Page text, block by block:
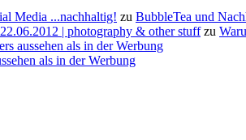
Media ...nachhaltig! zu BubbleTea und
| photography & other stuffzu
aussehen als in der Werbung
als in der Werbung